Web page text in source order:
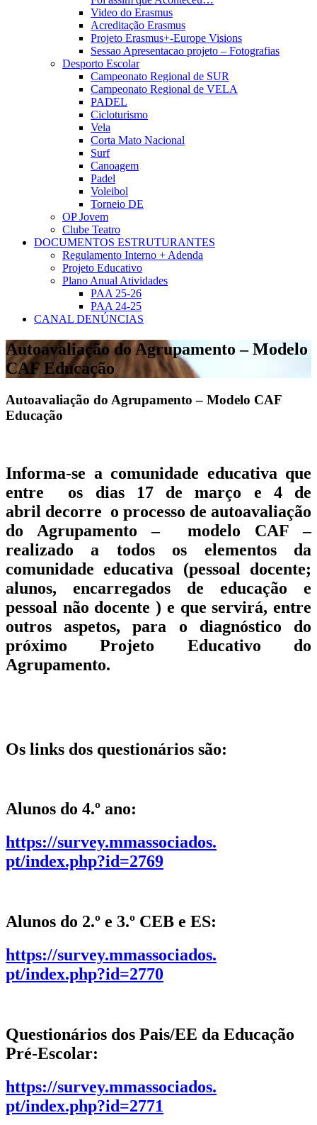
Video do Erasmus
Acreditação Erasmus
Projeto Erasmus+-Europe Visions
Sessao Apresentacao projeto – Fotografias
Desporto Escolar
Campeonato Regional de SUR
Campeonato Regional de VELA
PADEL
Cicloturismo
Vela
Corta Mato Nacional
Surf
Canoagem
Padel
Voleibol
Torneio DE
OP Jovem
Clube Teatro
DOCUMENTOS ESTRUTURANTES
Regulamento Interno + Adenda
Projeto Educativo
Plano Anual Atividades
PAA 25-26
PAA 24-25
CANAL DENÚNCIAS
Autoavaliação do Agrupamento – Modelo
CAF Educação
Autoavaliação do Agrupamento – Modelo CAF
Educação
Informa-se a comunidade educativa que
entre os dias 17 de março e 4 de
abril decorre o processo de autoavaliação
do Agrupamento – modelo CAF –
realizado a todos os elementos da
comunidade educativa (pessoal docente;
alunos, encarregados de educação e
pessoal não docente ) e que servirá, entre
outros aspetos, para o diagnóstico do
próximo Projeto Educativo do
Agrupamento.
Os links dos questionários são:
Alunos do 4.º ano:
https://survey.mmassociados.
pt/index.php?id=2769
Alunos do 2.º e 3.º CEB e ES:
https://survey.mmassociados.
pt/index.php?id=2770
Questionários dos Pais/EE da Educação
Pré-Escolar:
https://survey.mmassociados.
pt/index.php?id=2771